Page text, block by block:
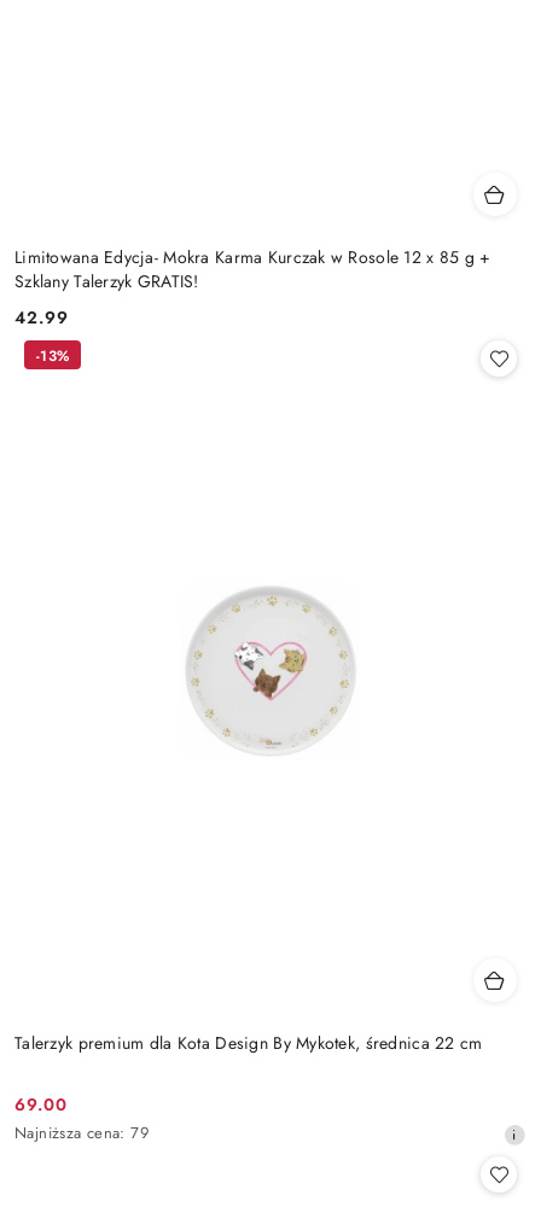
Limitowana Edycja- Mokra Karma Kurczak w Rosole 12 x 85 g +
Szklany Talerzyk GRATIS!
Cena:
42.99
Talerzyk premium dla Kota Design By Mykotek, średnica 22 cm
Cena
promocyjna:
69.00
Najniższa
Najniższa cena: 79
-13%